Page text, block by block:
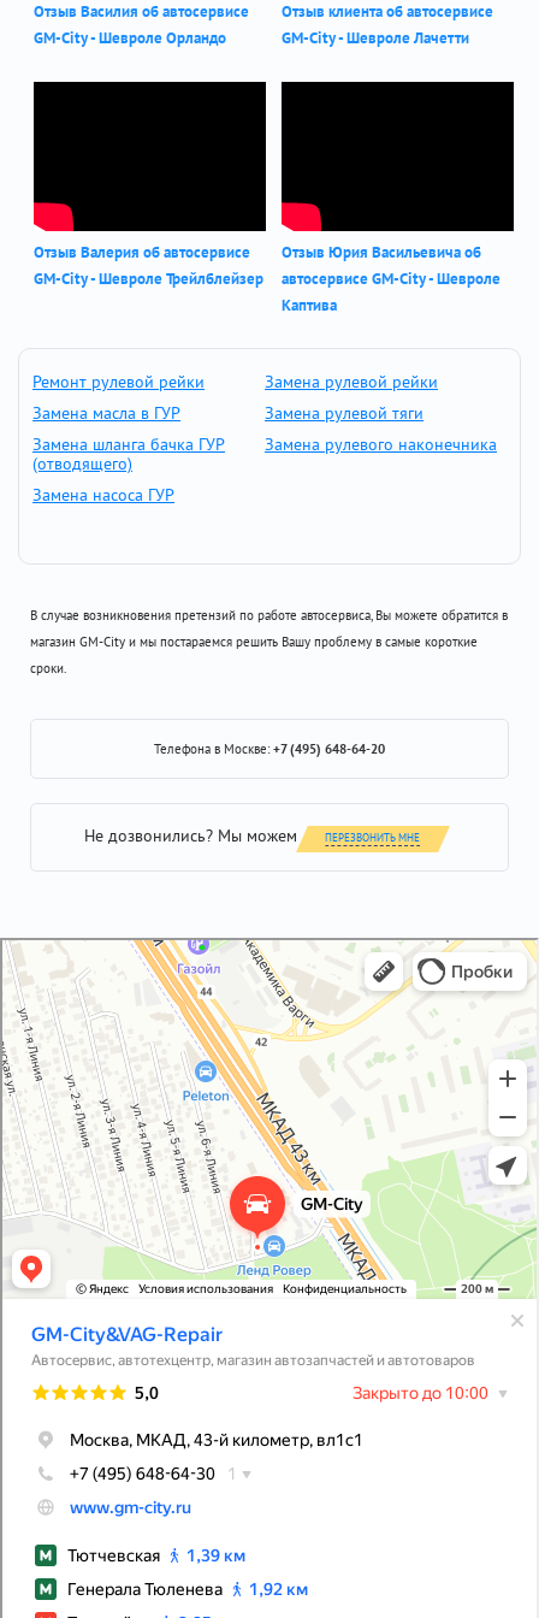
Отзыв Василия об автосервисе
GM-City - Шевроле Орландо
Отзыв клиента об автосервисе
GM-City - Шевроле Лачетти
Отзыв Валерия об автосервисе
GM-City - Шевроле Трейлблейзер
Отзыв Юрия Васильевича об
автосервисе GM-City - Шевроле
Каптива
Ремонт рулевой рейки
Замена рулевой рейки
Замена масла в ГУР
Замена рулевой тяги
Замена шланга бачка ГУР
(отводящего)
Замена рулевого наконечника
Замена насоса ГУР
В случае возникновения претензий по работе автосервиса, Вы можете обратится в
магазин GM-City и мы постараемся решить Вашу проблему в самые короткие
сроки.
Телефона в Москве:+7 (495) 648-64-20
Не дозвонились? Мы можем ПЕРЕЗВОНИТЬ МНЕ
GM-City&VAG-Repair
Автосервис, автотехцентр в Москве
Магазин автозапчастей и автотоваров в Москве